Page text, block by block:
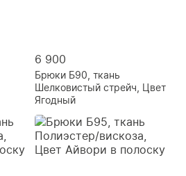
6 900
Брюки Б90, ткань
Шелковистый стрейч, Цвет
Ягодный